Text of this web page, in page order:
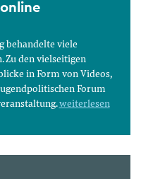
behandelte viele
Zu den vielseitigen
in Form von Videos,
Forum
weiterlesen